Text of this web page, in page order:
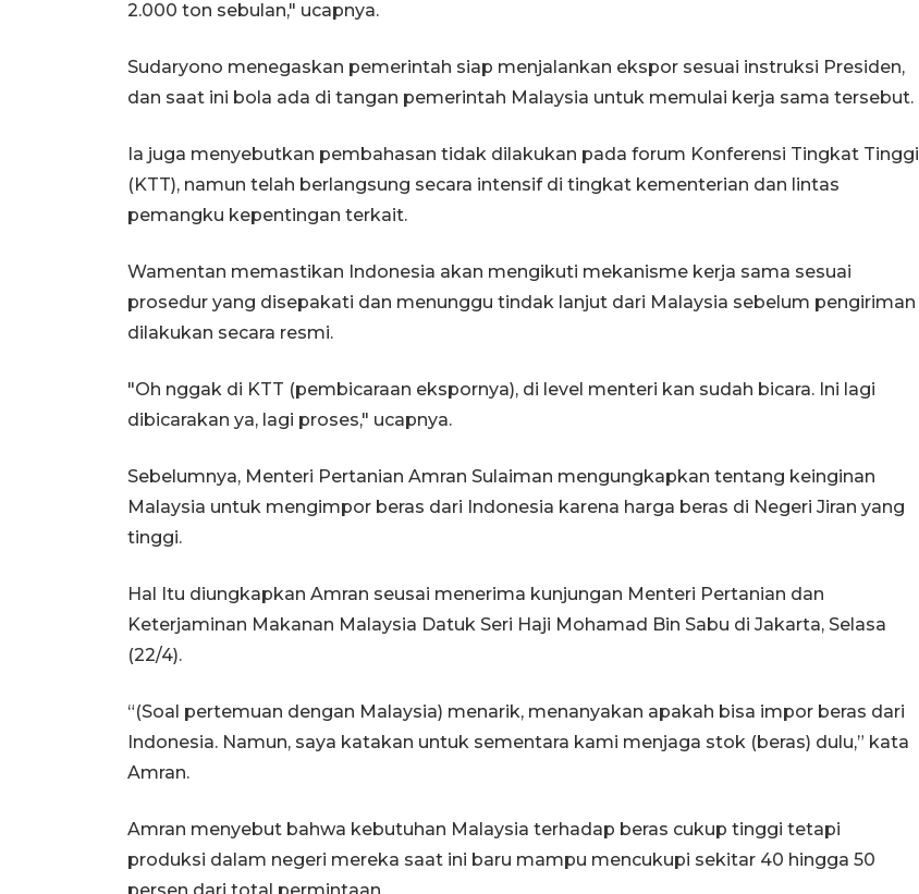
2.000 ton sebulan," ucapnya.
Sudaryono menegaskan pemerintah siap menjalankan ekspor sesuai instruksi Presiden,
dan saat ini bola ada di tangan pemerintah Malaysia untuk memulai kerja sama tersebut.
Ia juga menyebutkan pembahasan tidak dilakukan pada forum Konferensi Tingkat Tinggi
(KTT), namun telah berlangsung secara intensif di tingkat kementerian dan lintas
pemangku kepentingan terkait.
Wamentan memastikan Indonesia akan mengikuti mekanisme kerja sama sesuai
prosedur yang disepakati dan menunggu tindak lanjut dari Malaysia sebelum pengiriman
dilakukan secara resmi.
"Oh nggak di KTT (pembicaraan ekspornya), di level menteri kan sudah bicara. Ini lagi
dibicarakan ya, lagi proses," ucapnya.
Sebelumnya, Menteri Pertanian Amran Sulaiman mengungkapkan tentang keinginan
Malaysia untuk mengimpor beras dari Indonesia karena harga beras di Negeri Jiran yang
tinggi.
Hal Itu diungkapkan Amran seusai menerima kunjungan Menteri Pertanian dan
Keterjaminan Makanan Malaysia Datuk Seri Haji Mohamad Bin Sabu di Jakarta, Selasa
(22/4).
“(Soal pertemuan dengan Malaysia) menarik, menanyakan apakah bisa impor beras dari
Indonesia. Namun, saya katakan untuk sementara kami menjaga stok (beras) dulu,” kata
Amran.
Amran menyebut bahwa kebutuhan Malaysia terhadap beras cukup tinggi tetapi
produksi dalam negeri mereka saat ini baru mampu mencukupi sekitar 40 hingga 50
persen dari total permintaan.
Penyusutan debit air Sungai
Batang Tembesi di Jambi
23 jam lalu